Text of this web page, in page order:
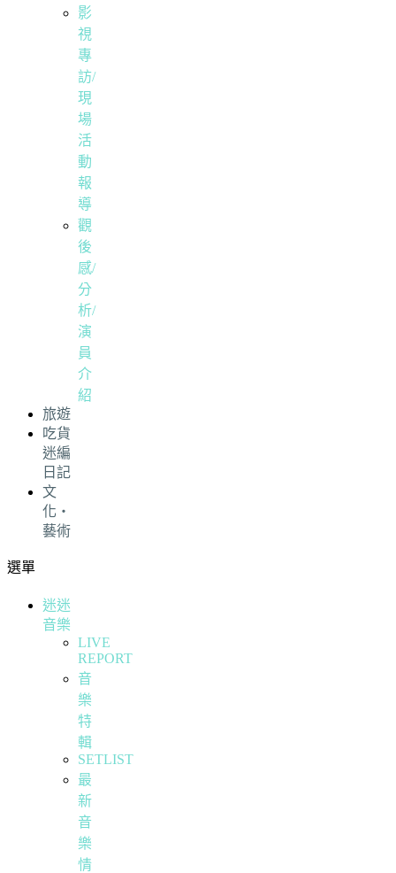
影
視
專
訪/
現
場
活
動
報
導
觀
後
感/
分
析/
演
員
介
紹
旅遊
吃貨
迷編
日記
文
化・
藝術
選單
迷迷
音樂
LIVE
REPORT
音
樂
特
輯
SETLIST
最
新
音
樂
情